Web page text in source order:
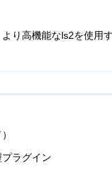
り高機能なls2を使用
ラグイン